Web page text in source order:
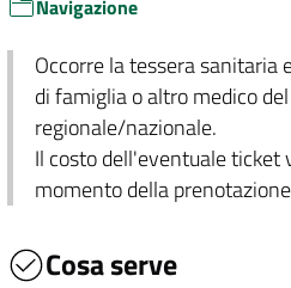
Navigazione
Occorre la tessera sanitaria
di famiglia o altro medico
regionale/nazionale.
Il costo dell'eventuale ticket
momento della
Cosa serve